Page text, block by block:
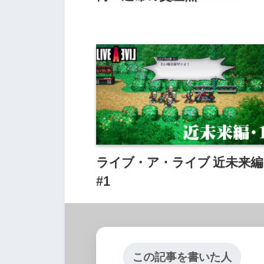
ライブ・ア・ライブ 近未来編
#1
この記事を書いた人